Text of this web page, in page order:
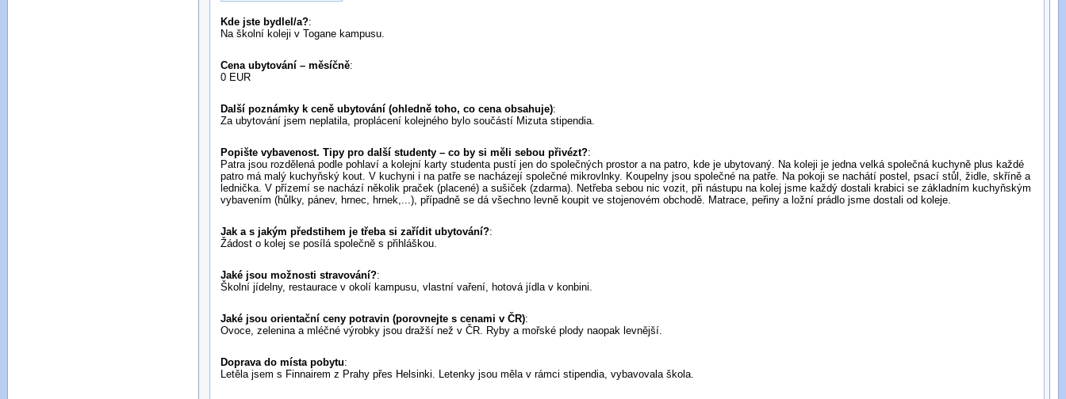
Kde jste bydlel/a?:
Na školní koleji v Togane kampusu.
Cena ubytování – měsíčně:
0 EUR
Další poznámky k ceně ubytování (ohledně toho, co cena obsahuje):
Za ubytování jsem neplatila, proplácení kolejného bylo součástí Mizuta stipendia.
Popište vybavenost. Tipy pro další studenty – co by si měli sebou přivézt?:
Patra jsou rozdělená podle pohlaví a kolejní karty studenta pustí jen do společných prostor a na patro, kde je ubytovaný. Na koleji je jedna velká společná kuchyně plus každé
patro má malý kuchyňský kout. V kuchyni i na patře se nacházejí společné mikrovlnky. Koupelny jsou společné na patře. Na pokoji se nachátí postel, psací stůl, židle, skříně a
lednička. V přízemí se nachází několik praček (placené) a sušiček (zdarma). Netřeba sebou nic vozit, při nástupu na kolej jsme každý dostali krabici se základním kuchyňským
vybavením (hůlky, pánev, hrnec, hrnek,...), případně se dá všechno levně koupit ve stojenovém obchodě. Matrace, peřiny a ložní prádlo jsme dostali od koleje.
Jak a s jakým předstihem je třeba si zařídit ubytování?:
Žádost o kolej se posílá společně s přihláškou.
Jaké jsou možnosti stravování?:
Školní jídelny, restaurace v okolí kampusu, vlastní vaření, hotová jídla v konbini.
Jaké jsou orientační ceny potravin (porovnejte s cenami v ČR):
Ovoce, zelenina a mléčné výrobky jsou dražší než v ČR. Ryby a mořské plody naopak levnější.
Doprava do místa pobytu:
Letěla jsem s Finnairem z Prahy přes Helsinki. Letenky jsou měla v rámci stipendia, vybavovala škola.